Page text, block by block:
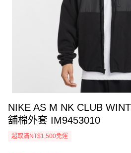
NIKE AS M NK CLUB
舖棉外套 IM9453010
超取滿NT$1,500免運